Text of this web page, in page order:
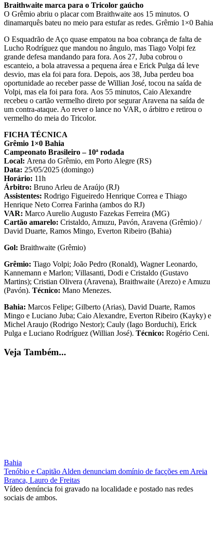
Braithwaite marca para o Tricolor gaúcho
O Grêmio abriu o placar com Braithwaite aos 15 minutos. O
dinamarquês bateu no meio para estufar as redes. Grêmio 1×0 Bahia
O Esquadrão de Aço quase empatou na boa cobrança de falta de
Lucho Rodríguez que mandou no ângulo, mas Tiago Volpi fez
grande defesa mandando para fora. Aos 27, Juba cobrou o
escanteio, a bola atravessa a pequena área e Erick Pulga dá leve
desvio, mas ela foi para fora. Depois, aos 38, Juba perdeu boa
oportunidade ao receber passe de Willian José, tocou na saída de
Volpi, mas ela foi para fora. Aos 55 minutos, Caio Alexandre
recebeu o cartão vermelho direto por segurar Aravena na saída de
um contra-ataque. Ao rever o lance no VAR, o árbitro e retirou o
vermelho do meia do Tricolor.
FICHA TÉCNICA
Grêmio 1×0 Bahia
Campeonato Brasileiro – 10ª rodada
Local: Arena do Grêmio, em Porto Alegre (RS)
Data: 25/05/2025 (domingo)
Horário: 11h
Árbitro: Bruno Arleu de Araújo (RJ)
Assistentes: Rodrigo Figueiredo Henrique Correa e Thiago
Henrique Neto Correa Farinha (ambos do RJ)
VAR: Marco Aurelio Augusto Fazekas Ferreira (MG)
Cartão amarelo: Cristaldo, Amuzu, Pavón, Aravena (Grêmio) /
David Duarte, Ramos Mingo, Everton Ribeiro (Bahia)
Gol: Braithwaite (Grêmio)
Grêmio: Tiago Volpi; João Pedro (Ronald), Wagner Leonardo,
Kannemann e Marlon; Villasanti, Dodi e Cristaldo (Gustavo
Martins); Cristian Olivera (Aravena), Braithwaite (Arezo) e Amuzu
(Pavón). Técnico: Mano Menezes.
Bahia: Marcos Felipe; Gilberto (Arias), David Duarte, Ramos
Mingo e Luciano Juba; Caio Alexandre, Everton Ribeiro (Kayky) e
Michel Araujo (Rodrigo Nestor); Cauly (Iago Borduchi), Erick
Pulga e Luciano Rodríguez (Willian José). Técnico: Rogério Ceni.
Veja Também...
Bahia
Tenóbio e Capitão Alden denunciam domínio de facções em Areia
Branca, Lauro de Freitas
Vídeo denúncia foi gravado na localidade e postado nas redes
sociais de ambos.